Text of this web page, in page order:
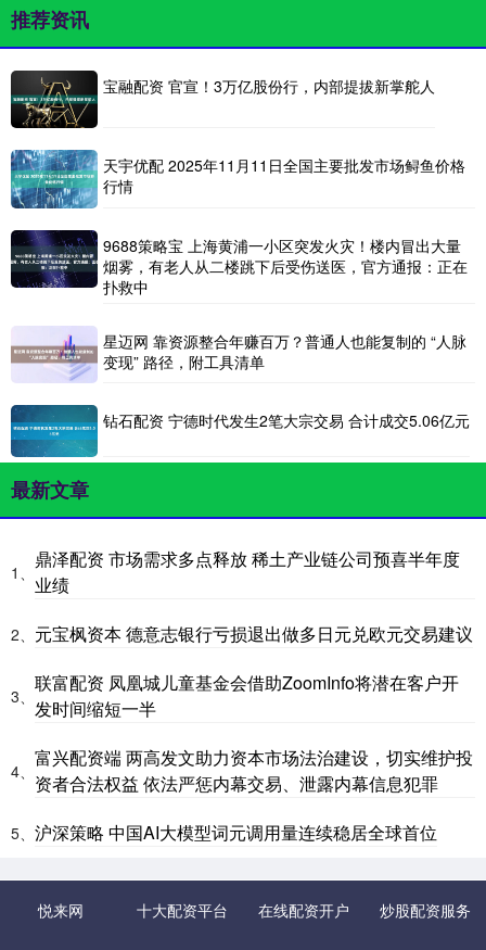
推荐资讯
宝融配资 官宣！3万亿股份行，内部提拔新掌舵人
天宇优配 2025年11月11日全国主要批发市场鲟鱼价格
行情
9688策略宝 上海黄浦一小区突发火灾！楼内冒出大量
烟雾，有老人从二楼跳下后受伤送医，官方通报：正在
扑救中
星迈网 靠资源整合年赚百万？普通人也能复制的 “人脉
变现” 路径，附工具清单
钻石配资 宁德时代发生2笔大宗交易 合计成交5.06亿元
最新文章
1、
鼎泽配资 市场需求多点释放 稀土产业链公司预喜半年度
业绩
2、 元宝枫资本 德意志银行亏损退出做多日元兑欧元交易建议
3、
联富配资 凤凰城儿童基金会借助ZoomInfo将潜在客户开
发时间缩短一半
4、
富兴配资端 两高发文助力资本市场法治建设，切实维护投
资者合法权益 依法严惩内幕交易、泄露内幕信息犯罪
5、 沪深策略 中国AI大模型词元调用量连续稳居全球首位
悦来网 十大配资平台 在线配资开户 炒股配资服务